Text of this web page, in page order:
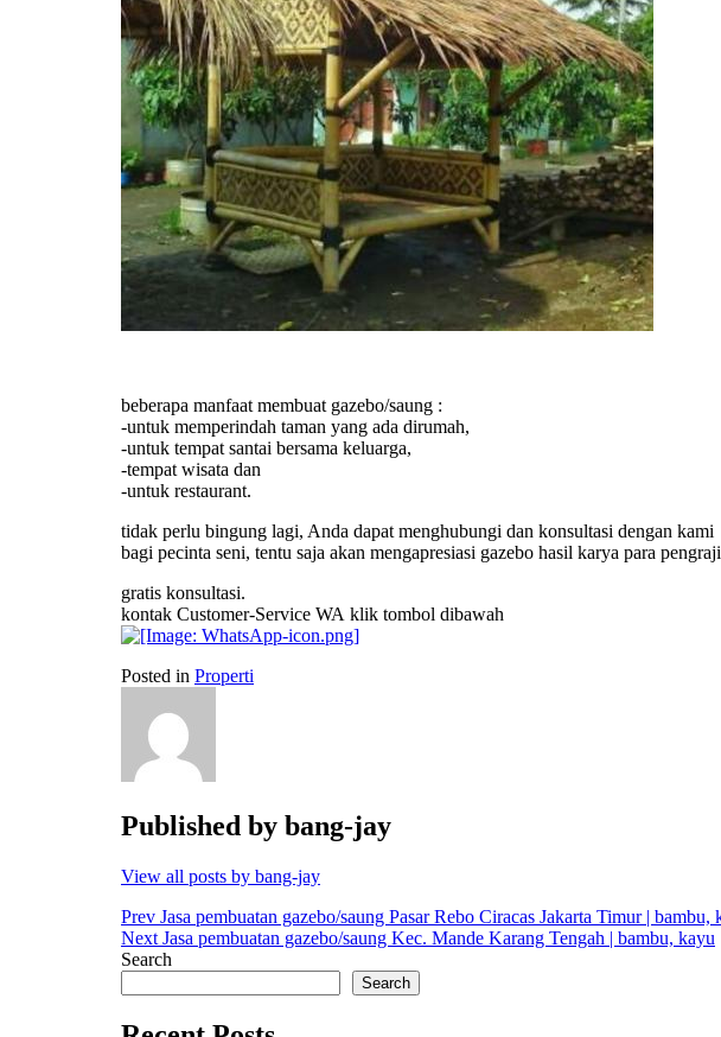
beberapa manfaat membuat gazebo/saung :
-untuk memperindah taman yang ada dirumah,
-untuk tempat santai bersama keluarga,
-tempat wisata dan
-untuk restaurant.
tidak perlu bingung lagi, Anda dapat menghubungi dan konsultasi dengan kami
bagi pecinta seni, tentu saja akan mengapresiasi gazebo hasil karya para
gratis konsultasi.
kontak Customer-Service WA klik tombol dibawah
Posted in Properti
Published by bang-jay
View all posts by bang-jay
Post
navigation
Prev Jasa pembuatan gazebo/saung Pasar Rebo Ciracas Jakarta Timur | bambu,
Next Jasa pembuatan gazebo/saung Kec. Mande Karang Tengah | bambu, kayu
Search
Search